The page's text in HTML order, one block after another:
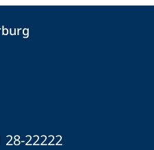
28-22222